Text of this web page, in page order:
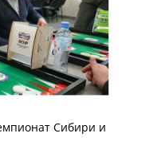
Сибири и